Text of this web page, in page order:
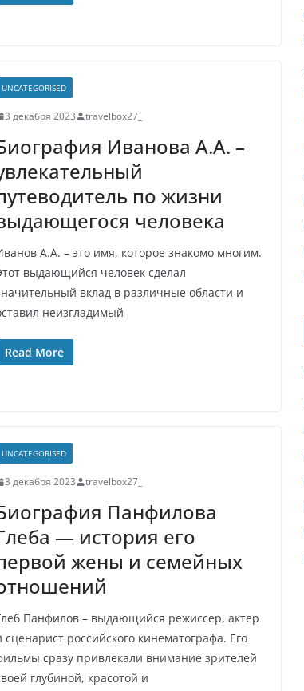
UNCATEGORISED
3 декабря 2023 travelbox27_
Иванова А.А. –
по жизни
человека
А.А. – это имя, которое знакомо многим.
выдающийся человек сделал
вклад в различные области и
неизгладимый
Read More
UNCATEGORISED
3 декабря 2023 travelbox27_
Панфилова
— история его
жены и семейных
Панфилов – выдающийся режиссер, актер
сценарист российского кинематографа. Его
сразу привлекали внимание зрителей
глубиной, красотой и